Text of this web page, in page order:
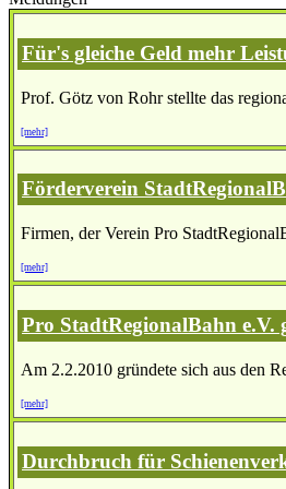
Für's gleiche Geld mehr
Prof. Götz von Rohr stellte das
[mehr]
Förderverein
Firmen, der Verein Pro
[mehr]
Pro StadtRegionalBahn e.V.
Am 2.2.2010 gründete sich aus den
[mehr]
Durchbruch für